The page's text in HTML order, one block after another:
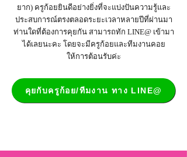
ยาก) ครูก้อยยินดีอย่างยิ่งที่จะแบ่งปันความรู้และ
ประสบการณ์ตรงตลอดระยะเวลาหลายปีที่ผ่านมา
ท่านใดที่ต้องการคุยกัน สามารถทัก LINE@ เข้ามา
ได้เลยนะคะ โดยจะมีครูก้อยและทีมงานคอย
ให้การต้อนรับค่ะ
คุยกับครูก้อย/ทีมงาน ทาง LINE@